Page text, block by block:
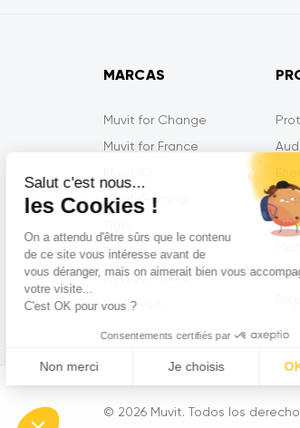
Salut c'est nous...
les Cookies !
On a attendu d'être sûrs que le contenu
de ce site vous intéresse avant de
vous déranger, mais on aimerait bien vous
votre visite...
C'est OK pour vous ?
Consentements certifiés par
Non merci Je choisis
MARCAS
Muvit for Change
Muvit for France
Muvit Gaming
MyWay
MyWay France
So Seven
© 2026 Muvit. Todos los